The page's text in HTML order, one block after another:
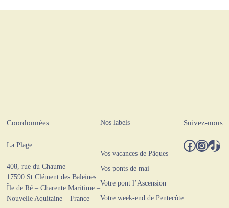
Coordonnées
La Plage
408, rue du Chaume –
17590 St Clément des Baleines
Île de Ré – Charente Maritime –
Nouvelle Aquitaine – France
Nos labels
Vos vacances de Pâques
Vos ponts de mai
Votre pont l’Ascension
Votre week-end de Pentecôte
Suivez-nous
Facebook InstagramTikTok